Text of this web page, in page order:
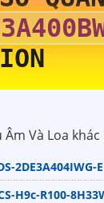
Và Loa
2DE3A404IWG-E
H9c-R100-